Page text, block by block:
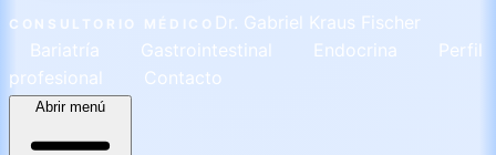
CONSULTORIO MÉDICO Dr. Gabriel Kraus Fischer
Bariatría
Gastrointestinal Endocrina
Perfil
profesional
Contacto
Abrir menú